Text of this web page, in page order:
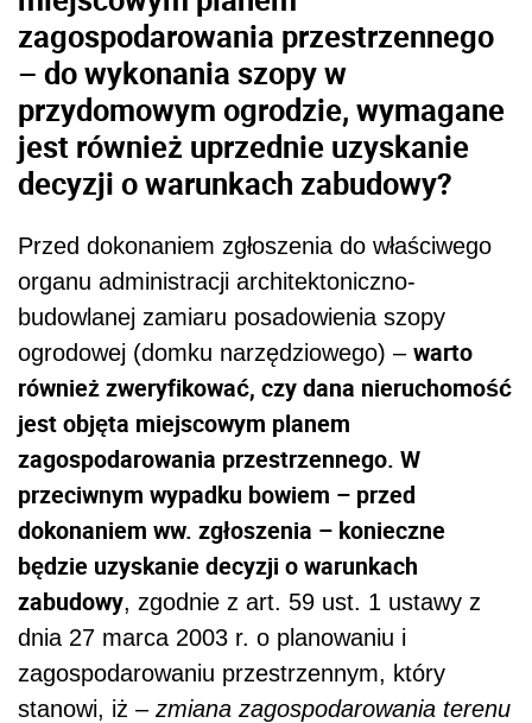
zagospodarowania przestrzennego
– do wykonania szopy w
przydomowym ogrodzie, wymagane
jest również uprzednie uzyskanie
decyzji o warunkach zabudowy?
Przed dokonaniem zgłoszenia do właściwego
organu administracji architektoniczno-
budowlanej zamiaru posadowienia szopy
ogrodowej (domku narzędziowego) – warto
również zweryfikować, czy dana nieruchomość
jest objęta miejscowym planem
zagospodarowania przestrzennego. W
przeciwnym wypadku bowiem – przed
dokonaniem ww. zgłoszenia – konieczne
będzie uzyskanie decyzji o warunkach
zabudowy, zgodnie z art. 59 ust. 1 ustawy z
dnia 27 marca 2003 r. o planowaniu i
zagospodarowaniu przestrzennym, który
stanowi, iż – zmiana zagospodarowania terenu